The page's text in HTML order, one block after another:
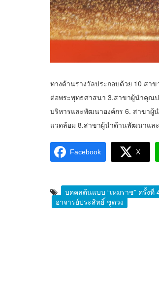
ทางด้านรางวัลประกอบด้วย 10 ส
ต่อพระพุทธศาสนา 3.สาขาผู้นำคุณ
บริหารและพัฒนาองค์กร 6. สาขาผู้
แวดล้อม 8.สาขาผู้นำด้านพัฒนาแล
Facebook X
บุคคลต้นแบบ “เหมราช” ครั้งที่
อาจารย์ประสิทธิ์ ชูดวง